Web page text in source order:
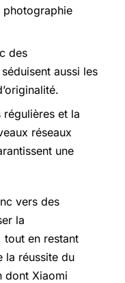
photographie
des
aussi les
et la
réseaux
une
vers des
la
tout en restant
la réussite du
dont Xiaomi